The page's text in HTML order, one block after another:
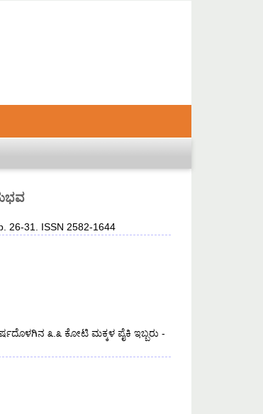
26-31. ISSN 2582-1644
೩.೩ ಕೋಟಿ ಮಕ್ಕಳ ಪೈಕಿ ಇಬ್ಬರು -